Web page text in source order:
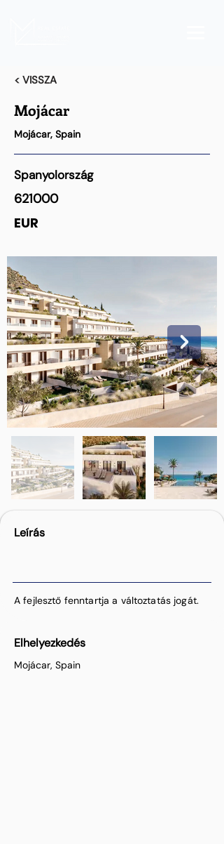
< VISSZA
Mojácar
Mojácar, Spain
Spanyolország
621000
EUR
Leírás
A fejlesztő fenntartja a változtatás jogát.
Elhelyezkedés
Mojácar, Spain